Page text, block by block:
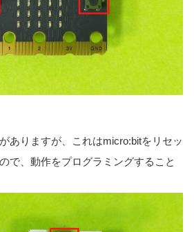
ありますが、これはmicro:bitをリセッ
で、動作をプログラミングすること